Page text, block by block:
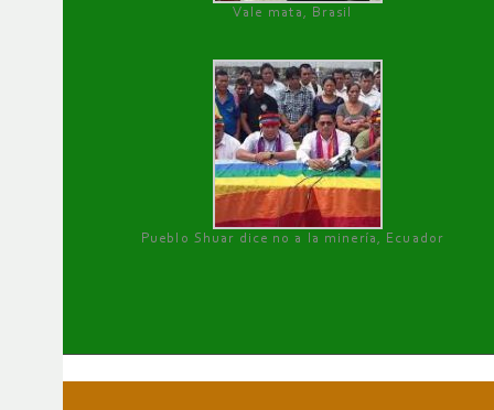
Vale mata, Brasil
Pueblo Shuar dice no a la minería, Ecuador